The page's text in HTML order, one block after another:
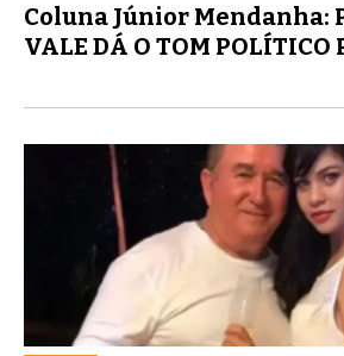
Coluna Júnior Mendanha:
VALE DÁ O TOM POLÍTICO